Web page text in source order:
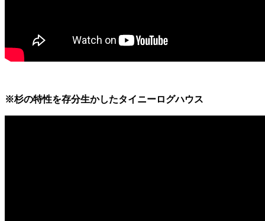
※杉の特性を存分生かしたタイニーログハウス